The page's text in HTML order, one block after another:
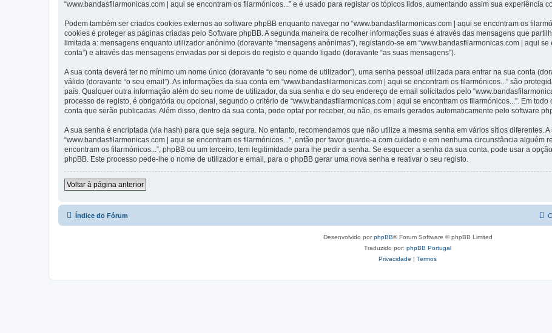
“www.bandasfilarmonicas.com | aqui se encontram os filarmónicos...” e é usado para registar os tópicos lidos, aumentando assim sua experiência
Podem também ser criados cookies externos ao software phpBB enquanto navegar no “www.bandasfilarmonicas.com | aqui se encontram os
cookies é proteger as páginas criadas pelo Software phpBB. A segunda maneira de recolher informações suas é através das mensagens que
limitada a: mensagens enquanto utilizador anónimo (doravante “mensagens anónimas”), registando-se em “www.bandasfilarmonicas.com | aqui
conta”) e através das mensagens enviadas por si depois do registo e quando ligado (doravante “as suas mensagens”).
A sua conta deverá ter no mínimo um nome único (doravante “o seu nome de utilizador”), uma senha pessoal utilizada para entrar na sua conta
válido (doravante “o seu email”). As informações da sua conta em “www.bandasfilarmonicas.com | aqui se encontram os filarmónicos...” são
país. Qualquer outra informação além do seu nome de utilizador, da sua senha e do seu endereço de email solicitados pelo
processo de registo, é obrigatória ou opcional, segundo o critério de “www.bandasfilarmonicas.com | aqui se encontram os filarmónicos...”. Em
conta que serão publicadas. Além disso, dentro da sua conta, pode optar por receber, ou não, os emails gerados automaticamente pelo software
A sua senha é encriptada (via hash) para que seja segura. No entanto, recomendamos que não utilize a mesma senha em vários sítios diferentes.
“www.bandasfilarmonicas.com | aqui se encontram os filarmónicos...”, então por favor guarde-a com cuidado e em nenhuma circunstância alguém
encontram os filarmónicos...”, phpBB ou um terceiro, tem legitimidade para lhe pedir a senha. Se esquecer a senha da sua conta, pode usar a
phpBB. Este processo pede-lhe o nome de utilizador e email, para o phpBB gerar uma nova senha e reativar o seu registo.
Voltar à página anterior
Índice do Fórum
Desenvolvido porphpBB® Forum Software © phpBB Limited
Traduzido por: phpBB Portugal
Privacidade | Termos